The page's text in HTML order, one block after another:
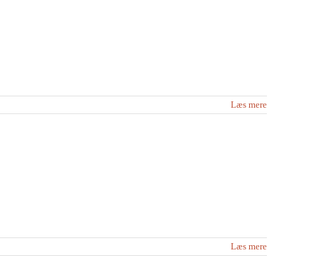
Læs mere
Læs mere